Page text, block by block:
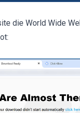
die World Wide